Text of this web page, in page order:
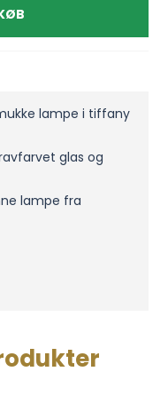
lampe i tiffany
glas og
lampe fra